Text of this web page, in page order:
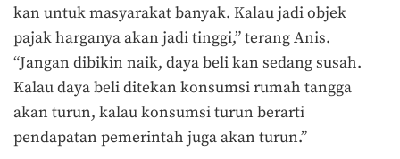
kan untuk masyarakat banyak. Kalau jadi objek
pajak harganya akan jadi tinggi,” terang Anis.
“Jangan dibikin naik, daya beli kan sedang susah.
Kalau daya beli ditekan konsumsi rumah tangga
akan turun, kalau konsumsi turun berarti
pendapatan pemerintah juga akan turun.”